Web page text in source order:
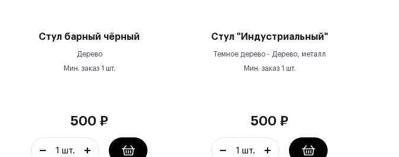
Стул барный чёрный
Дерево
Мин. заказ 1 шт.
500 ₽
Стул "Индустриальный"
Темное дерево - Дерево, металл
Мин. заказ 1 шт.
500 ₽